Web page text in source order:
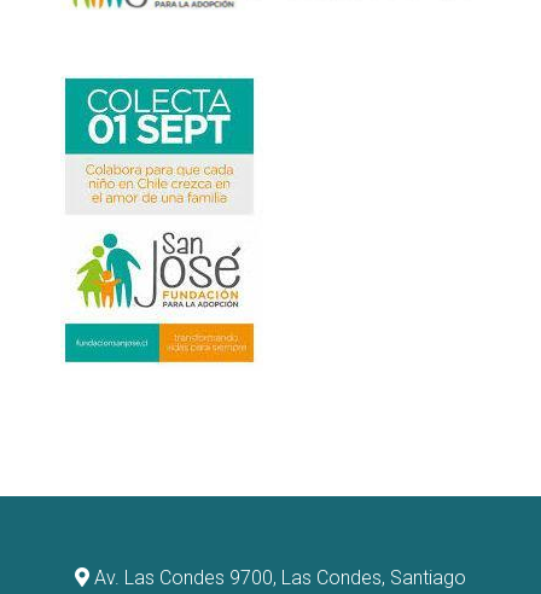
Av. Las Condes 9700, Las Condes, Santiago